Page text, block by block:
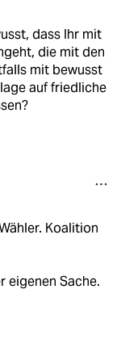
dass Ihr mit
die mit den
mit bewusst
auf friedliche
Koalition
eigenen Sache.